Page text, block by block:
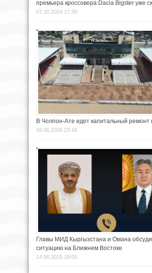
премьера кроссовера Dacia Bigster уже
07.10.2024 17:30
В Чолпон-Ате идет капитальный ремонт
16.06.2026 23:16
Главы МИД Кыргызстана и Омана
ситуацию на Ближнем Востоке
14.06.2025 18:05